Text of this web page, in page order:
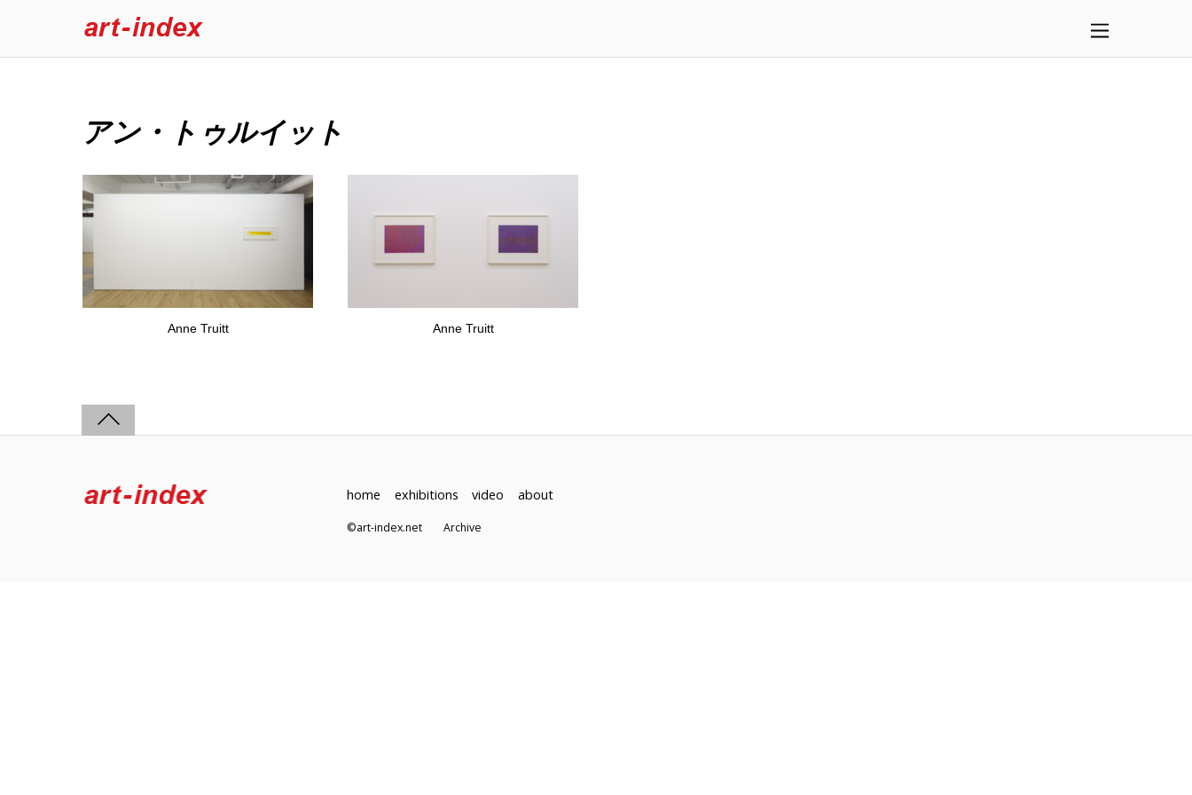
アン・トゥルイット
Anne Truitt Anne Truitt
home exhibitions video about
©art-index.netArchive